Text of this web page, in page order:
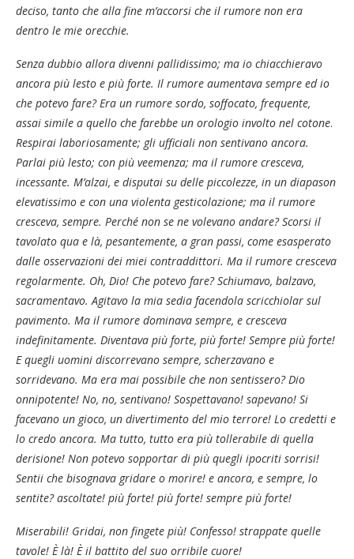
deciso, tanto che alla fine m’accorsi che il rumore non era
dentro le mie orecchie.
Senza dubbio allora divenni pallidissimo; ma io chiacchieravo
ancora più lesto e più forte. Il rumore aumentava sempre ed io
che potevo fare? Era un rumore sordo, soffocato, frequente,
assai simile a quello che farebbe un orologio involto nel cotone.
Respirai laboriosamente; gli ufficiali non sentivano ancora.
Parlai più lesto; con più veemenza; ma il rumore cresceva,
incessante. M’alzai, e disputai su delle piccolezze, in un diapason
elevatissimo e con una violenta gesticolazione; ma il rumore
cresceva, sempre. Perché non se ne volevano andare? Scorsi il
tavolato qua e là, pesantemente, a gran passi, come esasperato
dalle osservazioni dei miei contraddittori. Ma il rumore cresceva
regolarmente. Oh, Dio! Che potevo fare? Schiumavo, balzavo,
sacramentavo. Agitavo la mia sedia facendola scricchiolar sul
pavimento. Ma il rumore dominava sempre, e cresceva
indefinitamente. Diventava più forte, più forte! Sempre più forte!
E quegli uomini discorrevano sempre, scherzavano e
sorridevano. Ma era mai possibile che non sentissero? Dio
onnipotente! No, no, sentivano! Sospettavano! sapevano! Si
facevano un gioco, un divertimento del mio terrore! Lo credetti e
lo credo ancora. Ma tutto, tutto era più tollerabile di quella
derisione! Non potevo sopportar di più quegli ipocriti sorrisi!
Sentii che bisognava gridare o morire! e ancora, e sempre, lo
sentite? ascoltate! più forte! più forte! sempre più forte!
Miserabili! Gridai, non fingete più! Confesso! strappate quelle
tavole! È là! È il battito del suo orribile cuore!